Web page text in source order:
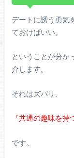
デートに誘う勇気
ておけばいい。
ということが分か
介します。
それはズバリ、
『共通の趣味を持
です。